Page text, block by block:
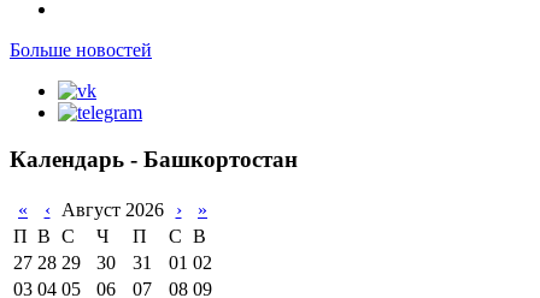
Больше новостей
Календарь - Башкортостан
« ‹ Август 2026 ›
»
П В С Ч П С В
27 28 29 30 31 01 02
03 04 05 06 07 08 09